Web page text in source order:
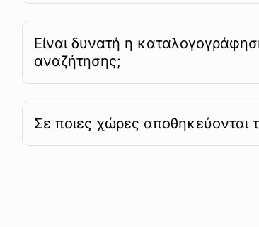
Είναι δυνατή η
αναζήτησης;
Μάθετε περισσότερα
Σε ποιες χώρες αποθηκεύονται